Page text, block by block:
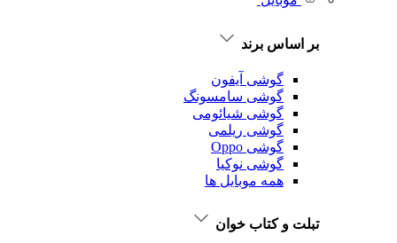
بر اساس برند
گوشی آیفون
گوشی سامسونگ
گوشی شیائومی
گوشی ریلمی
گوشی Oppo
گوشی نوکیا
همه موبایل ها
تبلت و کتاب خوان